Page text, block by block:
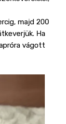
majd 200
Ha
vágott